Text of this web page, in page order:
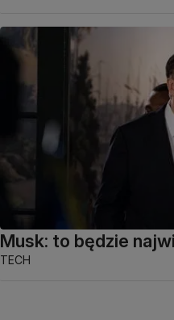
Musk: to będzie
TECH